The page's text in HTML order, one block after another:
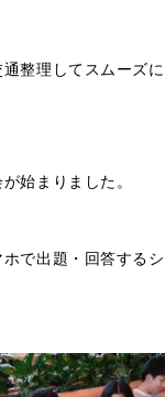
整理してスムーズに
始まりました。
で出題・回答するシ